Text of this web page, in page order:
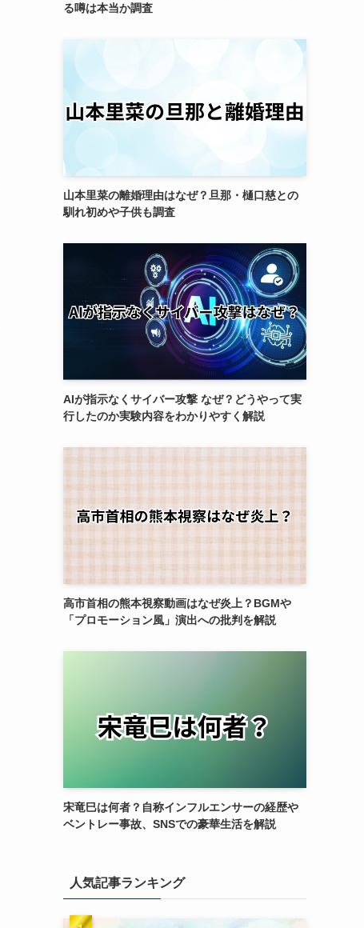
る噂は本当か調査
山本里菜の離婚理由はなぜ？旦那・樋口慈との
馴れ初めや子供も調査
AIが指示なくサイバー攻撃 なぜ？どうやって実
行したのか実験内容をわかりやすく解説
高市首相の熊本視察動画はなぜ炎上？BGMや
「プロモーション風」演出への批判を解説
宋竜巳は何者？自称インフルエンサーの経歴や
ベントレー事故、SNSでの豪華生活を解説
人気記事ランキング